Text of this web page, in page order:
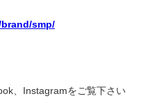
smp/
、Instagramをご覧下さい